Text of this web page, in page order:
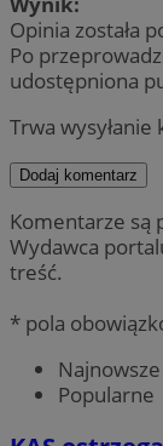
Opinia została
Po
udostępniona
Trwa
Dodaj komentarz
Komentarze są
Wydawca
treść.
* pola
Najnowsze
Popularne